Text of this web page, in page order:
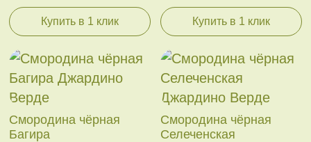
Купить в 1 клик Купить в 1 клик
Смородина чёрная
Багира
Смородина чёрная
Селеченская